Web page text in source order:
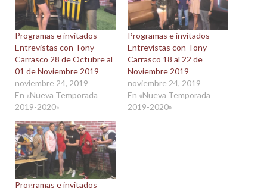
Programas e invitados
Entrevistas con Tony
Carrasco 28 de Octubre al
01 de Noviembre 2019
noviembre 24, 2019
En «Nueva Temporada
2019-2020»
Programas e invitados
Entrevistas con Tony
Carrasco 18 al 22 de
Noviembre 2019
noviembre 24, 2019
En «Nueva Temporada
2019-2020»
Programas e invitados